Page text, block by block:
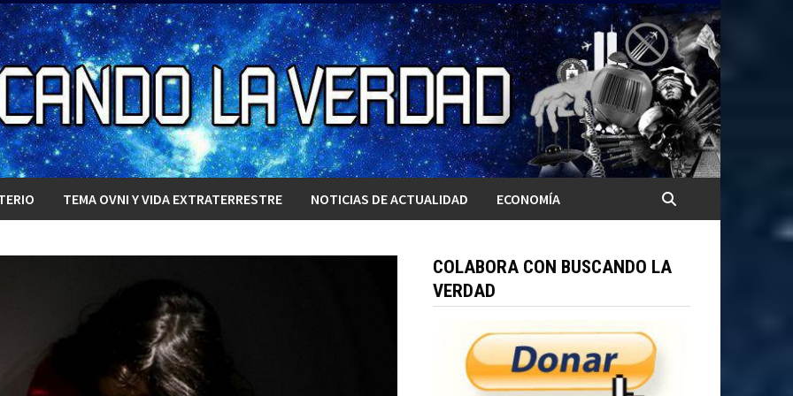
TEMA OVNI Y VIDA EXTRATERRESTRE NOTICIAS DE ACTUALIDAD ECONOMÍA
COLABORA CON BUSCANDO LA
VERDAD